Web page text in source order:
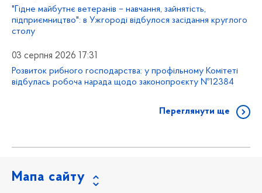
"Гідне майбутнє ветеранів – навчання, зайнятість,
підприємництво": в Ужгороді відбулося засідання круглого
столу
03 серпня 2026 17:31
Розвиток рибного господарства: у профільному Комітеті
відбулась робоча нарада щодо законопроєкту №12384
Переглянути ще
Мапа сайту